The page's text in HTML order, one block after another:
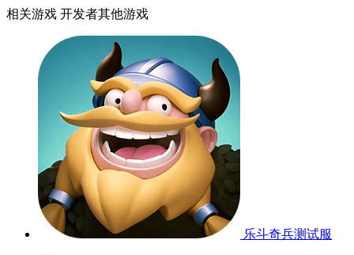
相关游戏 开发者其他游戏
乐斗奇兵测试服